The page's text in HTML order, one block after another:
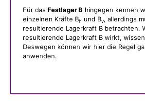
Für das Festlager B hingegen kennen
einzelnen Kräfte Bh und Bv, allerdings
resultierende Lagerkraft B betrachten.
resultierende Lagerkraft B wirkt,
Deswegen können wir hier die Regel
anwenden.